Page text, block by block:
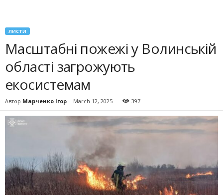
ЛИСТИ
Масштабні пожежі у Волинській
області загрожують
екосистемам
Автор Марченко Ігор - March 12, 2025 397